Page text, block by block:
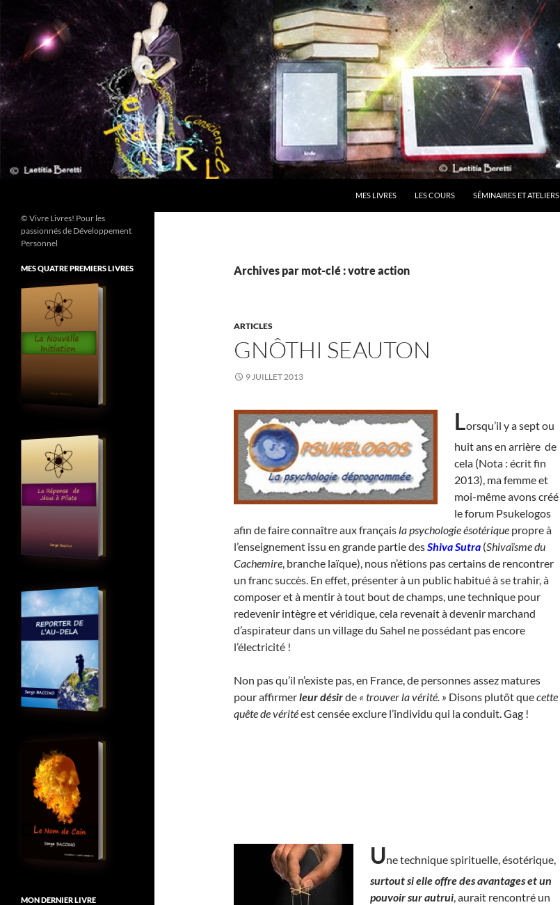
contenu
MES LIVRES LES COURS SÉMINAIRES ET ATELIERS
Archives par mot-clé : votre action
ARTICLES
GNÔTHI SEAUTON
9 JUILLET 2013
Lorsqu’il y a sept ou
huit ans en arrière de
cela (Nota : écrit fin
2013), ma femme et
moi-même avons créé
le forum Psukelogos
afin de faire connaître aux français la psychologie ésotérique propre à
l’enseignement issu en grande partie desShiva Sutra (Shivaïsme du
Cachemire, branche laïque), nous n’étions pas certains de rencontrer
un franc succès. En effet, présenter à un public habitué à se trahir, à
composer et à mentir à tout bout de champs, une technique pour
redevenir intègre et véridique, cela revenait à devenir marchand
d’aspirateur dans un village du Sahel ne possédant pas encore
l’électricité !
Non pas qu’il n’existe pas, en France, de personnes assez matures
pour affirmerleur désirde « trouver la vérité. » Disons plutôt quecette
quête de véritéest censée exclure l’individu qui la conduit. Gag !
Une technique spirituelle, ésotérique,
surtout si elle offre des avantages et un
pouvoir sur autrui, aurait rencontré un
© Vivre Livres! Pour les
passionnés de Développement
Personnel
MES QUATRE PREMIERS LIVRES
MON DERNIER LIVRE